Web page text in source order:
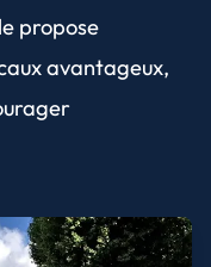
propose
avantageux,